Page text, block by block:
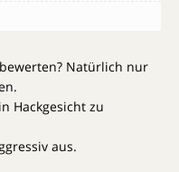
Natürlich nur
Hackgesicht zu
aus.